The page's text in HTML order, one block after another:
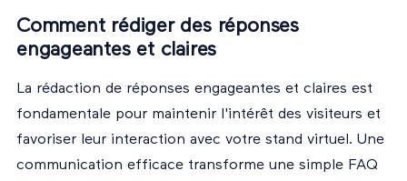
Comment rédiger des réponses
engageantes et claires
La rédaction de réponses engageantes et claires est
fondamentale pour maintenir l'intérêt des visiteurs et
favoriser leur interaction avec votre stand virtuel. Une
communication efficace transforme une simple FAQ